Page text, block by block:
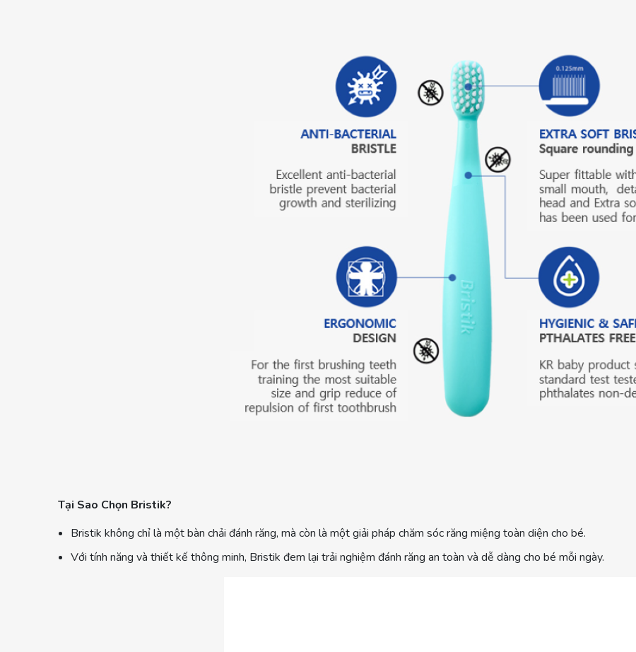
Tại Sao Chọn Bristik?
Bristik không chỉ là một bàn chải đánh răng, mà còn là một giải pháp chăm sóc răng miệng toàn diện cho bé.
Với tính năng và thiết kế thông minh, Bristik đem lại trải nghiệm đánh răng an toàn và dễ dàng cho bé mỗi ngày.